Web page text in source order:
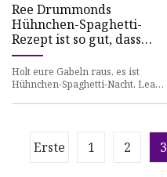
Ree Drummonds
Hühnchen-Spaghetti-
Rezept ist so gut, dass
Fans sagen, es sei ihr
ultimatives
Wohlfühlessen
Holt eure Gabeln raus, es ist
Hühnchen-Spaghetti-Nacht. Leah
Erste 1 2 3